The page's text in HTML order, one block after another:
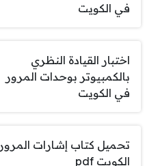
في الكويت
اختبار القيادة النظري
بالكمبيوتر بوحدات المرور
في الكويت
تحميل كتاب إشارات المرور
الكويت pdf